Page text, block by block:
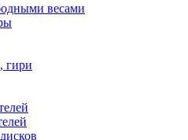
весами
гири